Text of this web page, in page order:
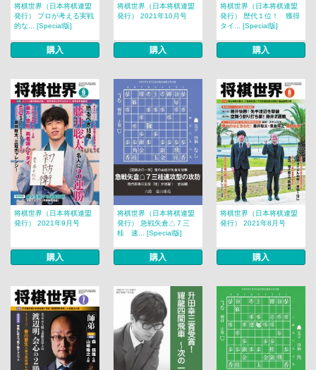
将棋世界（日本将棋連盟
発行） プロが考える実戦
的な... [Special版]
購入
将棋世界（日本将棋連盟
発行） 2021年10月号
購入
将棋世界（日本将棋連盟
発行） 歴代１位！ 獲得
タイ... [Special版]
購入
将棋世界（日本将棋連盟
発行） 2021年9月号
購入
将棋世界（日本将棋連盟
発行） 急戦矢倉△７三
桂 速... [Special版]
購入
将棋世界（日本将棋連盟
発行） 2021年8月号
購入